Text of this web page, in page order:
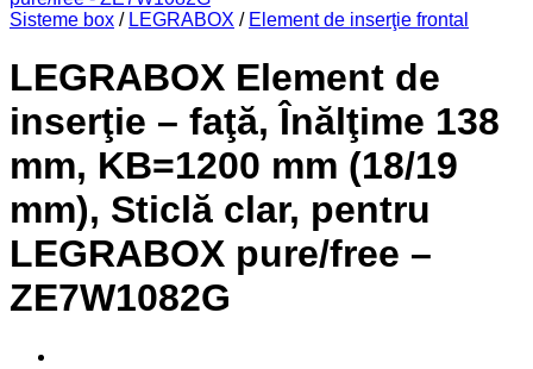
Sisteme box / LEGRABOX / Element de inserţie frontal
LEGRABOX Element de
inserţie – faţă, Înălţime 138
mm, KB=1200 mm (18/19
mm), Sticlă clar, pentru
LEGRABOX pure/free –
ZE7W1082G